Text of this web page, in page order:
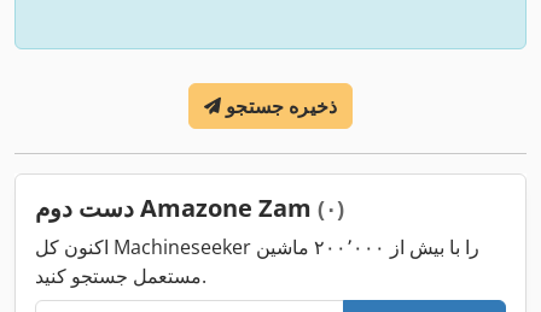
ذخیره جستجو
دست دوم Amazone Zam (۰)
اکنون کل Machineseeker را با بیش از ۲۰۰٬۰۰۰ ماشین
مستعمل جستجو کنید.